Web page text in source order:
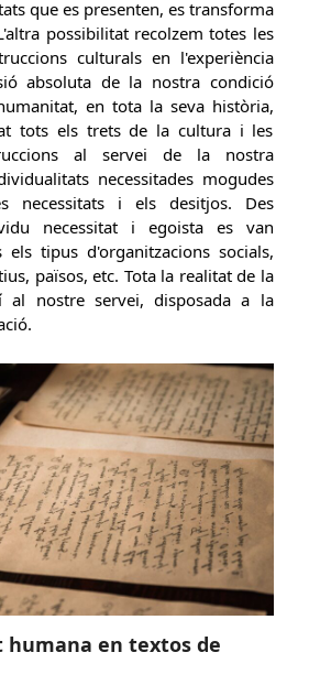
que es presenten, es transforma
possibilitat recolzem totes les
culturals en l'experiència
absoluta de la nostra condició
en tota la seva història,
tots els trets de la cultura i les
al servei de la nostra
necessitades mogudes
necessitats i els desitjos. Des
necessitat i egoista es van
tipus d'organitzacions socials,
països, etc. Tota la realitat de la
al nostre servei, disposada a la
humana en textos de